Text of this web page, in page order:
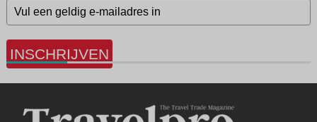
INSCHRIJVEN